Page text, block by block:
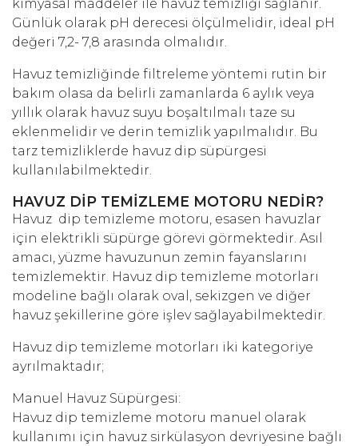
kimyasal maddeler ile havuz temizliği sağlanır.
Günlük olarak pH derecesi ölçülmelidir, ideal pH
değeri 7,2- 7,8 arasında olmalıdır.
Havuz temizliğinde filtreleme yöntemi rutin bir
bakım olasa da belirli zamanlarda 6 aylık veya
yıllık olarak havuz suyu boşaltılmalı taze su
eklenmelidir ve derin temizlik yapılmalıdır. Bu
tarz temizliklerde havuz dip süpürgesi
kullanılabilmektedir.
HAVUZ DİP TEMİZLEME MOTORU NEDİR?
Havuz dip temizleme motoru, esasen havuzlar
için elektrikli süpürge görevi görmektedir. Asıl
amacı, yüzme havuzunun zemin fayanslarını
temizlemektir. Havuz dip temizleme motorları
modeline bağlı olarak oval, sekizgen ve diğer
havuz şekillerine göre işlev sağlayabilmektedir.
Havuz dip temizleme motorları iki kategoriye
ayrılmaktadır;
Manuel Havuz Süpürgesi:
Havuz dip temizleme motoru manuel olarak
kullanımı için havuz sirkülasyon devriyesine bağlı